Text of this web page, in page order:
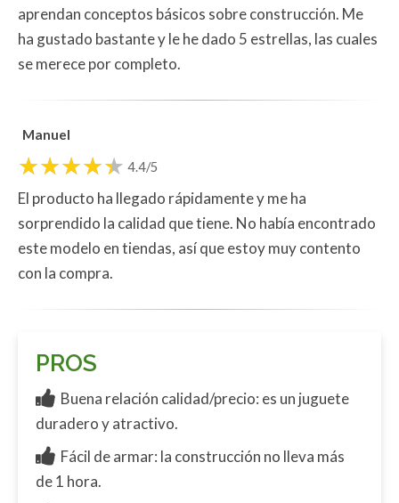
aprendan conceptos básicos sobre construcción. Me
ha gustado bastante y le he dado 5 estrellas, las cuales
se merece por completo.
Manuel
4.4/5
El producto ha llegado rápidamente y me ha
sorprendido la calidad que tiene. No había encontrado
este modelo en tiendas, así que estoy muy contento
con la compra.
PROS
Buena relación calidad/precio: es un juguete
duradero y atractivo.
Fácil de armar: la construcción no lleva más
de 1 hora.